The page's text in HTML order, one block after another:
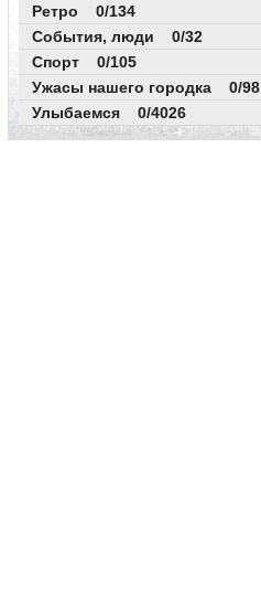
Ретро 0/134
События, люди 0/32
Спорт 0/105
Ужасы нашего городка 0/98
Улыбаемся 0/4026